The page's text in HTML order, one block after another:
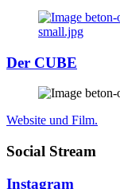
Der CUBE
Website und Film.
Social Stream
Instagram